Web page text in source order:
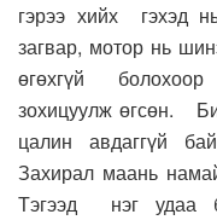
гэрээ хийх гэхэд
загвар, мотор нь
өгөхгүй болохоор
зохицуулж өгсөн.
цалин авдаггүй
Захирал маань
Тэгээд нэг удаа